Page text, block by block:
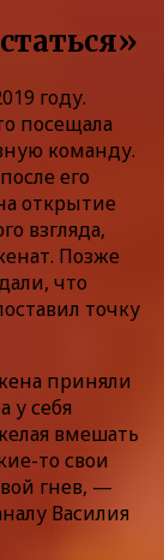
году.
посещала
команду.
его
открытие
взгляда,
Позже
что
точку
приняли
у себя
вмешать
то свои
гнев, —
Василия